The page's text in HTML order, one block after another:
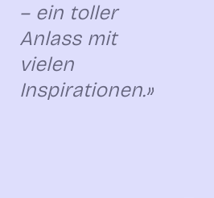
– ein toller
Anlass mit
vielen
Inspirationen.»